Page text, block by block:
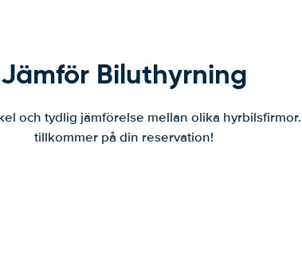
Jämför Biluthyrning
och tydlig jämförelse mellan olika
tillkommer på din reservation!